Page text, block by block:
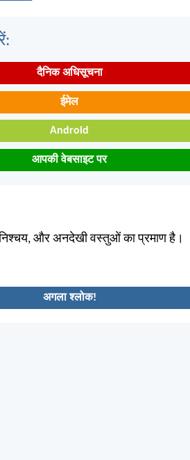
दैनिक अधिसूचना
ईमेल
Android
आपकी वेबसाइट पर
और अनदेखी वस्तुओं का प्रमाण है।
अगला श्लोक!